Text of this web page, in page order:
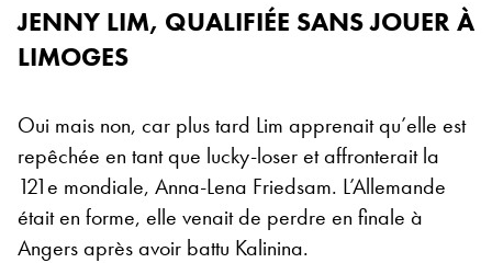
JENNY LIM, QUALIFIÉE SANS JOUER À
LIMOGES
Oui mais non, car plus tard Lim apprenait qu’elle est
repêchée en tant que lucky-loser et affronterait la
121e mondiale, Anna-Lena Friedsam. L’Allemande
était en forme, elle venait de perdre en finale à
Angers après avoir battu Kalinina.